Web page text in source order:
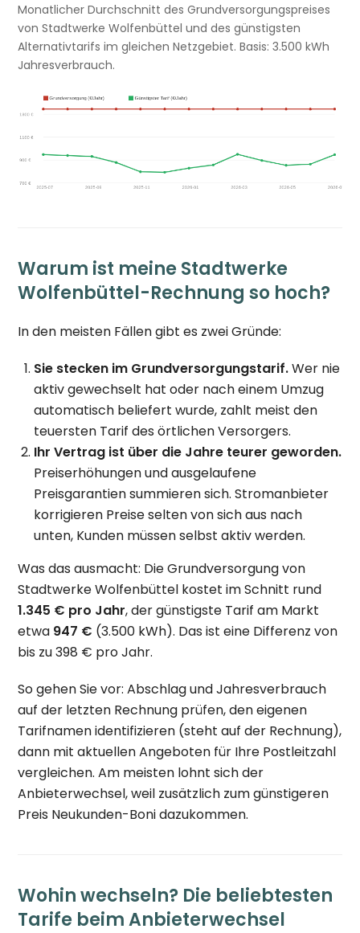
Monatlicher Durchschnitt des Grundversorgungspreises
von Stadtwerke Wolfenbüttel und des günstigsten
Alternativtarifs im gleichen Netzgebiet. Basis: 3.500 kWh
Jahresverbrauch.
Warum ist meine Stadtwerke
Wolfenbüttel-Rechnung so hoch?
In den meisten Fällen gibt es zwei Gründe:
Sie stecken im Grundversorgungstarif.Wer nie
aktiv gewechselt hat oder nach einem Umzug
automatisch beliefert wurde, zahlt meist den
teuersten Tarif des örtlichen Versorgers.
Ihr Vertrag ist über die Jahre teurer geworden.
Preiserhöhungen und ausgelaufene
Preisgarantien summieren sich. Stromanbieter
korrigieren Preise selten von sich aus nach
unten, Kunden müssen selbst aktiv werden.
Was das ausmacht: Die Grundversorgung von
Stadtwerke Wolfenbüttel kostet im Schnitt rund
1.345 € pro Jahr, der günstigste Tarif am Markt
etwa 947 € (3.500 kWh). Das ist eine Differenz von
bis zu 398 € pro Jahr.
So gehen Sie vor: Abschlag und Jahresverbrauch
auf der letzten Rechnung prüfen, den eigenen
Tarifnamen identifizieren (steht auf der Rechnung),
dann mit aktuellen Angeboten für Ihre Postleitzahl
vergleichen. Am meisten lohnt sich der
Anbieterwechsel, weil zusätzlich zum günstigeren
Preis Neukunden-Boni dazukommen.
Wohin wechseln? Die beliebtesten
Tarife beim Anbieterwechsel